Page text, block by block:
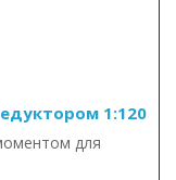
1:120
для